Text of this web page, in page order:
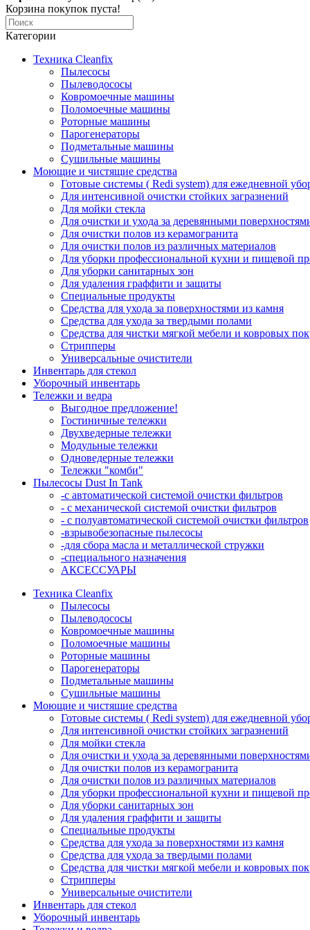
Корзина покупок пуста!
Категории
Техника Cleanfix
Пылесосы
Пылеводососы
Ковромоечные машины
Поломоечные машины
Роторные машины
Парогенераторы
Подметальные машины
Сушильные машины
Моющие и чистящие средства
Готовые системы ( Redi system) для ежедневной
Для интенсивной очистки стойких загразнений
Для мойки стекла
Для очистки и ухода за деревянными
Для очистки полов из керамогранита
Для очистки полов из различных материалов
Для уборки профессиональной кухни и пищевой
Для уборки санитарных зон
Для удаления граффити и защиты
Специальные продукты
Средства для ухода за поверхностями из камня
Средства для ухода за твердыми полами
Средства для чистки мягкой мебели и ковровых
Стрипперы
Универсальные очистители
Инвентарь для стекол
Уборочный инвентарь
Тележки и ведра
Выгодное предложение!
Гостиничные тележки
Двухведерные тележки
Модульные тележки
Одноведерные тележки
Тележки "комби"
Пылесосы Dust In Tank
-с автоматической системой очистки фильтров
- с механической системой очистки фильтров
- с полуавтоматической системой очистки фильтров
-взрывобезопасные пылесосы
-для сбора масла и металлической стружки
-специального назначения
АКСЕССУАРЫ
Техника Cleanfix
Пылесосы
Пылеводососы
Ковромоечные машины
Поломоечные машины
Роторные машины
Парогенераторы
Подметальные машины
Сушильные машины
Моющие и чистящие средства
Готовые системы ( Redi system) для ежедневной
Для интенсивной очистки стойких загразнений
Для мойки стекла
Для очистки и ухода за деревянными
Для очистки полов из керамогранита
Для очистки полов из различных материалов
Для уборки профессиональной кухни и пищевой
Для уборки санитарных зон
Для удаления граффити и защиты
Специальные продукты
Средства для ухода за поверхностями из камня
Средства для ухода за твердыми полами
Средства для чистки мягкой мебели и ковровых
Стрипперы
Универсальные очистители
Инвентарь для стекол
Уборочный инвентарь